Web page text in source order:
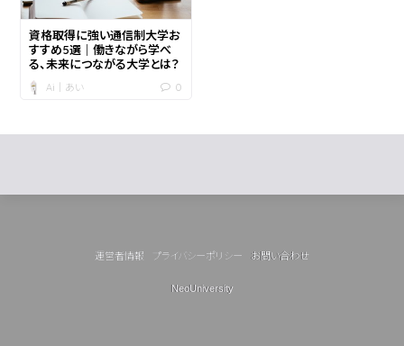
資格取得に強い通信制大学お
すすめ5選｜働きながら学べ
る、未来につながる大学とは？
Ai｜あい 0
運営者情報 プライバシーポリシー お問い合わせ
NeoUniversity